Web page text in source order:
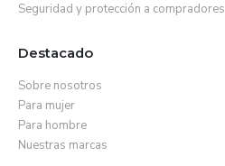
Seguridad y protección a compradores
Destacado
Sobre nosotros
Para mujer
Para hombre
Nuestras marcas